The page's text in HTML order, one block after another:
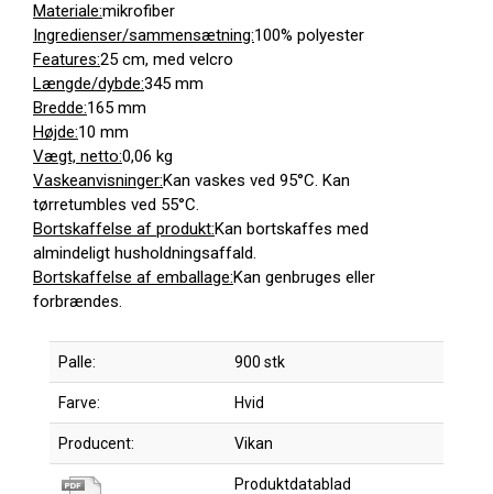
Materiale:mikrofiber
Ingredienser/sammensætning:100% polyester
Features:25 cm, med velcro
Længde/dybde:345 mm
Bredde:165 mm
Højde:10 mm
Vægt, netto:0,06 kg
Vaskeanvisninger:Kan vaskes ved 95°C. Kan
tørretumbles ved 55°C.
Bortskaffelse af produkt:Kan bortskaffes med
almindeligt husholdningsaffald.
Bortskaffelse af emballage:Kan genbruges eller
forbrændes.
Palle: 900 stk
Farve: Hvid
Producent: Vikan
Produktdatablad